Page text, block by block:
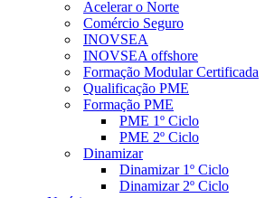
Acelerar o Norte
Comércio Seguro
INOVSEA
INOVSEA offshore
Formação Modular Certificada
Qualificação PME
Formação PME
PME 1º Ciclo
PME 2º Ciclo
Dinamizar
Dinamizar 1º Ciclo
Dinamizar 2º Ciclo